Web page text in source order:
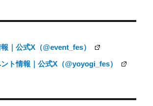
｜公式X（@event_fes）
ト情報｜公式X（@yoyogi_fes）